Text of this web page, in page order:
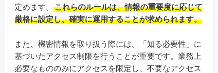
定めます。
これらのルールは、情報の重要度に応じて
厳格に設定し、確実に運用することが求められます。
また、機密情報を取り扱う際には、「知る必要性」に
基づいたアクセス制限を行うことが重要です。業務上
必要なもののみにアクセスを限定し、不要なアクセス